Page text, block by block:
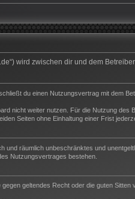
wird zwischen dir und dem
du einen Nutzungsvertrag mit dem
nicht weiter nutzen. Für die Nutzung des
Seiten ohne Einhaltung einer Frist
und räumlich unbeschränktes und
Nutzungsvertrages bestehen.
geltendes Recht oder die guten